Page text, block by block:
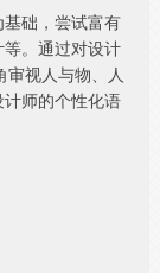
础，尝试富有
。通过对设计
审视人与物、人
师的个性化语